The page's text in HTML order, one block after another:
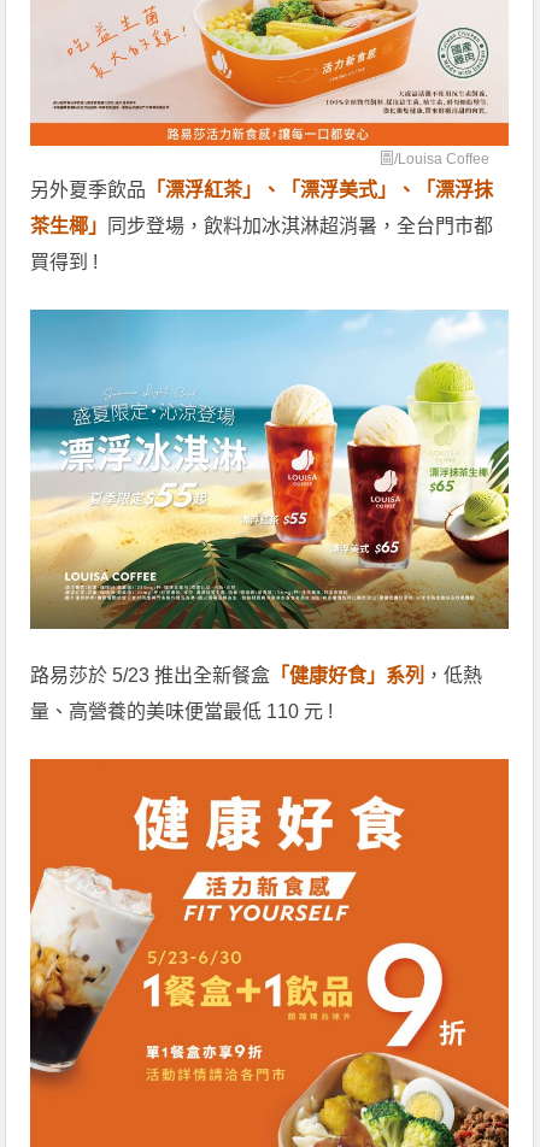
圖/Louisa Coffee
另外夏季飲品 「漂浮紅茶」、「漂浮美式」、「漂浮抹
茶生椰」
同步登場，飲料加冰淇淋超消暑，全台門市都
買得到 !
路易莎於 5/23 推出全新餐盒 「健康好食」系列 ，低熱
量、高營養的美味便當最低 110 元 !